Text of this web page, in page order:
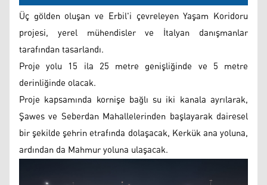
Üç gölden oluşan ve Erbil'i çevreleyen Yaşam Koridoru
projesi, yerel mühendisler ve İtalyan danışmanlar
tarafından tasarlandı.
Proje yolu 15 ila 25 metre genişliğinde ve 5 metre
derinliğinde olacak.
Proje kapsamında kornişe bağlı su iki kanala ayrılarak,
Şawes ve Seberdan Mahallelerinden başlayarak dairesel
bir şekilde şehrin etrafında dolaşacak, Kerkük ana yoluna,
ardından da Mahmur yoluna ulaşacak.